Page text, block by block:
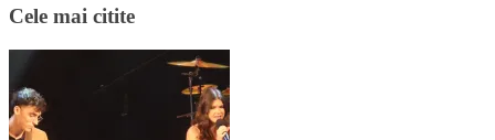
Cele mai citite